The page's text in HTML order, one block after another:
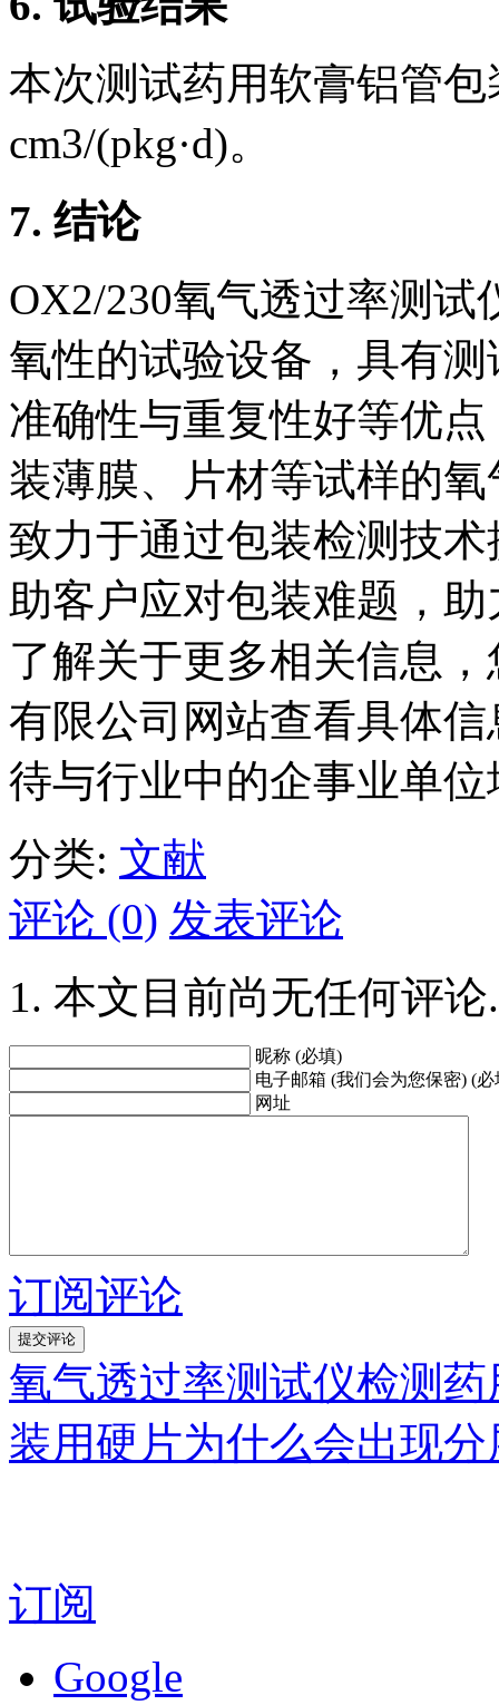
本次测试药用软膏铝管
cm3/(pkg·d)。
7. 结论
OX2/230氧气透过率测
氧性的试验设备，具有
准确性与重复性好等优
装薄膜、片材等试样的
致力于通过包装检测技
助客户应对包装难题，
了解关于更多相关信息
有限公司网站查看具体
待与行业中的企事业单
分类: 文献
评论 (0) 发表评论
本文目前尚无任何评论.
昵称 (必填)
电子邮箱 (我们会为您保密) (必
网址
订阅评论
氧气透过率测试仪检测
装用硬片为什么会出现
订阅
Google